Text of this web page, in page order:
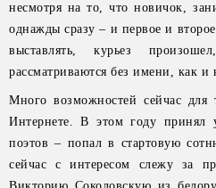
несмотря на то, что новичок,
однажды сразу – и первое и
выставлять, курьез
рассматриваются без имени, как
Много возможностей сейчас для
Интернете. В этом году принял
поэтов – попал в стартовую
сейчас с интересом слежу за